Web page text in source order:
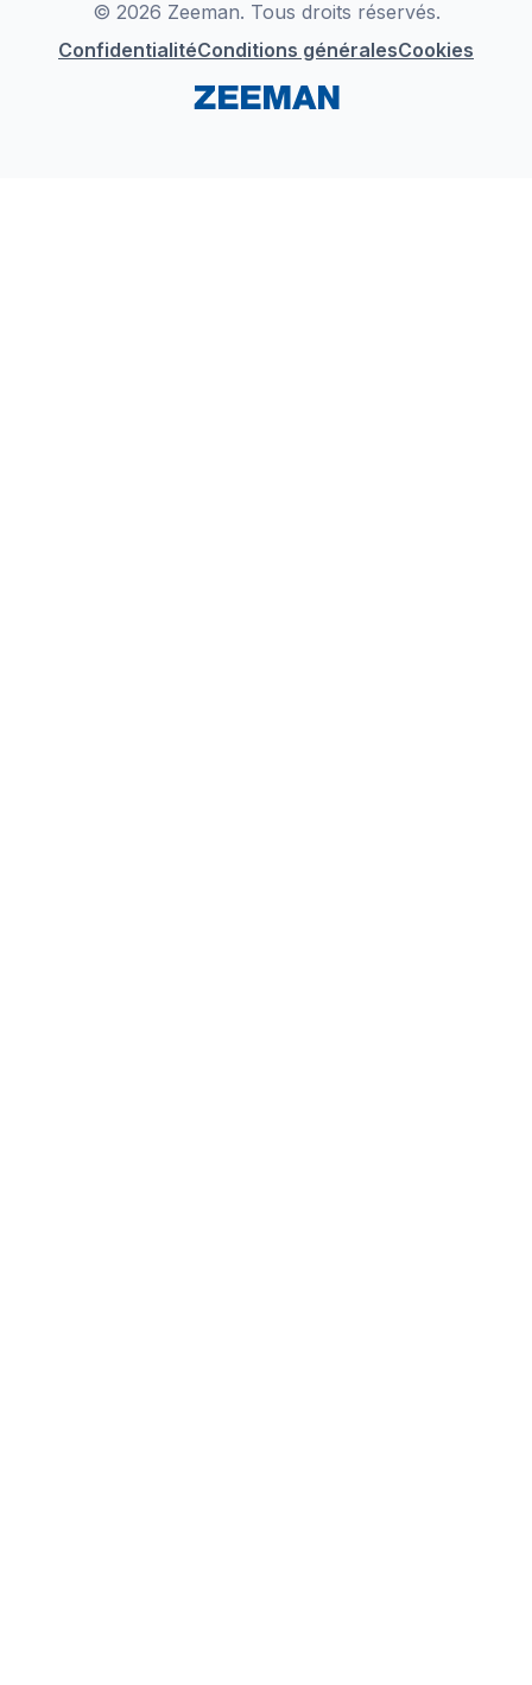
© 2026 Zeeman. Tous droits réservés.
ConfidentialitéConditions généralesCookies